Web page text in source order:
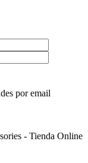
por email